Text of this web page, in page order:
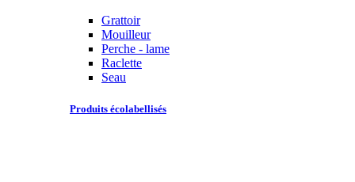
Grattoir
Mouilleur
Perche - lame
Raclette
Seau
Produits écolabellisés